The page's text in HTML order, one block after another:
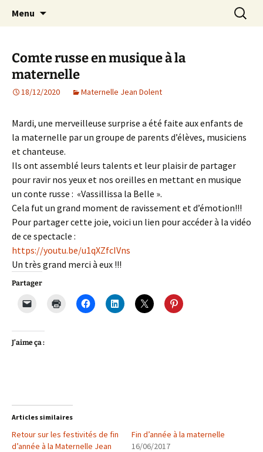
AIP Paris 14 – Association
Indépendante des Parents
d'élèves depuis 1981
Agit – s'Investit – Participe au service des
enfants du secteur scolaire Dolent-Arago-
Menu
Comte russe en musique à la
maternelle
18/12/2020 Maternelle Jean Dolent
Mardi, une merveilleuse surprise a été faite aux enfants de
la maternelle par un groupe de parents d’élèves, musiciens
et chanteuse.
Ils ont assemblé leurs talents et leur plaisir de partager
pour ravir nos yeux et nos oreilles en mettant en musique
un conte russe : «Vassillissa la Belle ».
Cela fut un grand moment de ravissement et d’émotion!!!
Pour partager cette joie, voici un lien pour accéder à la vidéo
de ce spectacle :
https://youtu.be/u1qXZfcIVns
Un très grand merci à eux !!!
Partager
J’aime ça :
Articles similaires
Retour sur les festivités de fin
d’année à la Maternelle Jean
Fin d’année à la maternelle
16/06/2017